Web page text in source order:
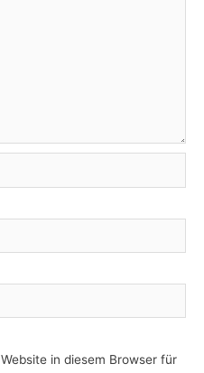
in diesem Browser für